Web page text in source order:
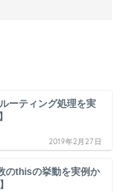
ーティング処理を実
2019年2月27日
のthisの挙動を実例か